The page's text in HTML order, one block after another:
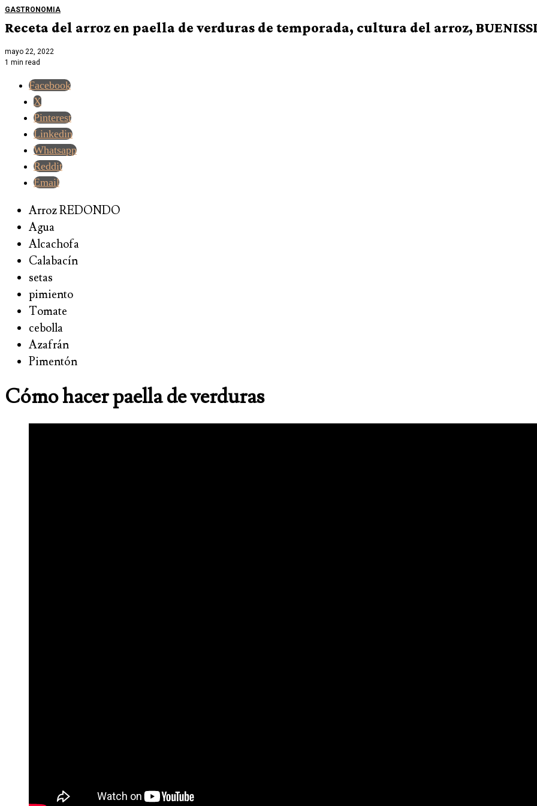
GASTRONOMIA
Receta del arroz en paella de verduras de temporada, cultura del arroz,
mayo 22, 2022
1 min read
Facebook
X
Pinterest
Linkedin
Whatsapp
Reddit
Email
Arroz REDONDO
Agua
Alcachofa
Calabacín
setas
pimiento
Tomate
cebolla
Azafrán
Pimentón
Cómo hacer paella de verduras